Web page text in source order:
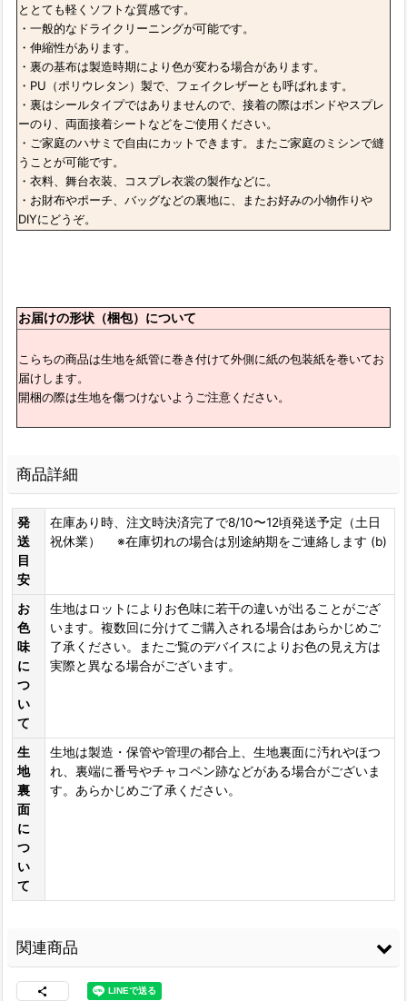
ととても軽くソフトな質感です。
・一般的なドライクリーニングが可能です。
・伸縮性があります。
・裏の基布は製造時期により色が変わる場合があります。
・PU（ポリウレタン）製で、フェイクレザーとも呼ばれます。
・裏はシールタイプではありませんので、接着の際はボンドやスプレ
ーのり、両面接着シートなどをご使用ください。
・ご家庭のハサミで自由にカットできます。またご家庭のミシンで縫
うことが可能です。
・衣料、舞台衣装、コスプレ衣裳の製作などに。
・お財布やポーチ、バッグなどの裏地に、またお好みの小物作りや
DIYにどうぞ。
お届けの形状（梱包）について
こらちの商品は生地を紙管に巻き付けて外側に紙の包装紙を巻いてお
届けします。
開梱の際は生地を傷つけないようご注意ください。
商品詳細
発
送
目
安
在庫あり時、注文時決済完了で8/10〜12頃発送予定（土日
祝休業） ※在庫切れの場合は別途納期をご連絡します (b)
お
色
味
に
つ
い
て
生地はロットによりお色味に若干の違いが出ることがござ
います。複数回に分けてご購入される場合はあらかじめご
了承ください。またご覧のデバイスによりお色の見え方は
実際と異なる場合がございます。
生
地
裏
面
に
つ
い
て
生地は製造・保管や管理の都合上、生地裏面に汚れやほつ
れ、裏端に番号やチャコペン跡などがある場合がございま
す。あらかじめご了承ください。
関連商品